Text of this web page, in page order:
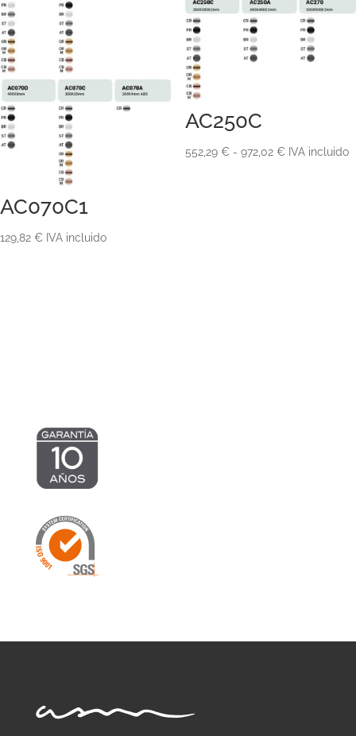
AC070C1
129,82 € IVA incluido
AC250C
552,29 € - 972,02 €Rango
IVA incluido